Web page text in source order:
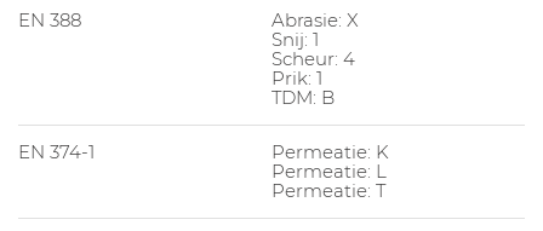
EN 388
Abrasie: X
Snij: 1
Scheur: 4
Prik: 1
TDM: B
EN 374-1
Permeatie: K
Permeatie: L
Permeatie: T